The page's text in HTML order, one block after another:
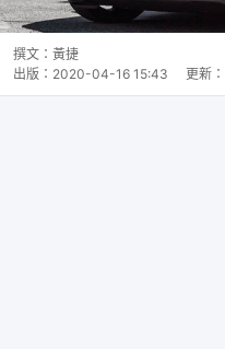
撰文： 黃捷
出版： 2020-04-16 15:43 更新：